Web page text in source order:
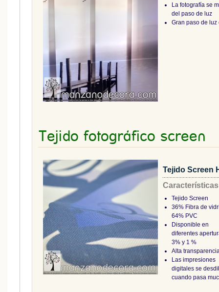
La fotografía se
del paso de luz
Gran paso de luz
Tejido fotográfico screen
Tejido Screen
Tejido Screen
36% Fibra de
64% PVC
Disponible en
diferentes
3% y 1 %
Alta
Las impresiones
digitales se
cuando pasa